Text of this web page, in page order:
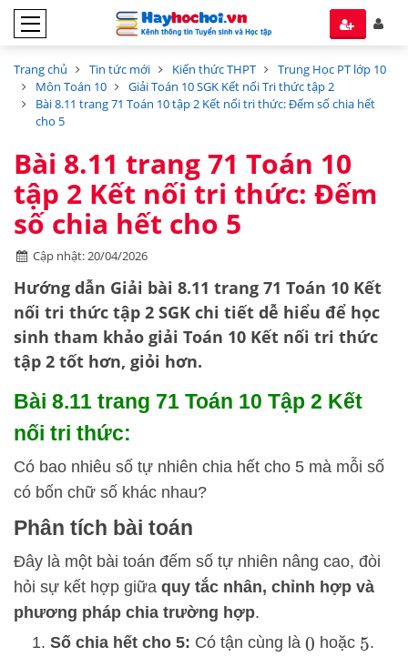
Trang chủ Tin tức mới Kiến thức THPT
Trung Học PT lớp 10
Môn Toán 10
Giải Toán 10 SGK Kết nối Tri thức tập 2
Bài 8.11 trang 71 Toán 10 tập 2 Kết nối tri thức: Đếm số chia hết
cho 5
Bài 8.11 trang 71 Toán 10
tập 2 Kết nối tri thức: Đếm
số chia hết cho 5
Cập nhật: 20/04/2026
Hướng dẫn Giải bài 8.11 trang 71 Toán 10 Kết
nối tri thức tập 2 SGK chi tiết dễ hiểu để học
sinh tham khảo giải Toán 10 Kết nối tri thức
tập 2 tốt hơn, giỏi hơn.
Bài 8.11 trang 71 Toán 10 Tập 2 Kết
nối tri thức:
Có bao nhiêu số tự nhiên chia hết cho 5 mà mỗi số
có bốn chữ số khác nhau?
Phân tích bài toán
Đây là một bài toán đếm số tự nhiên nâng cao, đòi
hỏi sự kết hợp giữa quy tắc nhân, chỉnh hợp và
phương pháp chia trường hợp.
Số chia hết cho 5: Có tận cùng là 0 hoặc 5.